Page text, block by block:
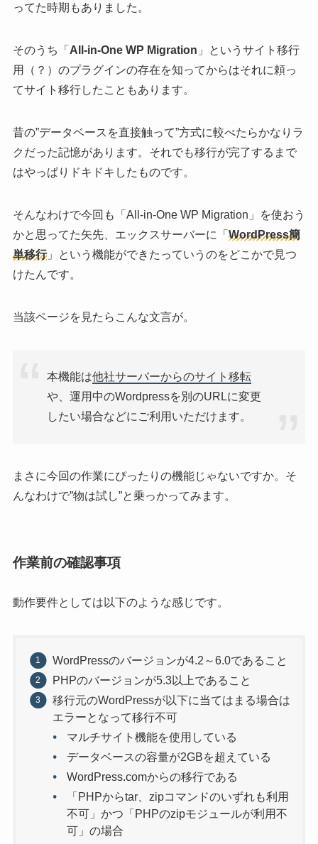
ってた時期もありました。
そのうち「 All-in-One WP Migration 」というサイト移行
用（？）のプラグインの存在を知ってからはそれに頼っ
てサイト移行したこともあります。
昔の”データベースを直接触って”方式に較べたらかなりラ
クだった記憶があります。それでも移行が完了するまで
はやっぱりドキドキしたものです。
そんなわけで今回も「All-in-One WP Migration」を使おう
かと思ってた矢先、エックスサーバーに「 WordPress簡
単移行」という機能ができたっていうのをどこかで見つ
けたんです。
当該ページを見たらこんな文言が。
本機能は他社サーバーからのサイト移転
や、運用中のWordpressを別のURLに変更
したい場合などにご利用いただけます。
まさに今回の作業にぴったりの機能じゃないですか。そ
んなわけで”物は試し”と乗っかってみます。
作業前の確認事項
動作要件としては以下のような感じです。
WordPressのバージョンが4.2～6.0であること
PHPのバージョンが5.3以上であること
移行元のWordPressが以下に当てはまる場合は
エラーとなって移行不可
マルチサイト機能を使用している
データベースの容量が2GBを超えている
WordPress.comからの移行である
「PHPからtar、zipコマンドのいずれも利用
不可」かつ「PHPのzipモジュールが利用不
可」の場合